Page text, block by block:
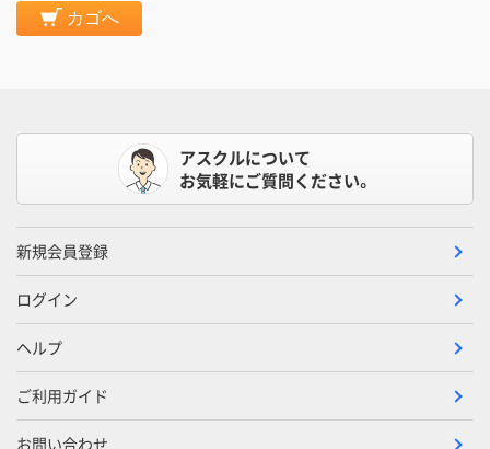
カゴへ
アスクルについて
お気軽にご質問ください。
新規会員登録
ログイン
ヘルプ
ご利用ガイド
お問い合わせ